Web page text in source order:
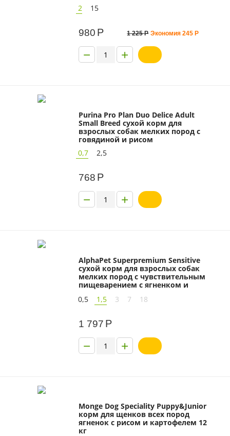
2
15
980 Р 1 225 Р Экономия245 Р
+
−
Purina Pro Plan Duo Delice Adult
Small Breed сухой корм для
взрослых собак мелких пород с
говядиной и рисом
0,7
2,5
768 Р
+
−
AlphaPet Superpremium Sensitive
сухой корм для взрослых собак
мелких пород с чувствительным
пищеварением с ягненком и
0,5 1,5 3 7 18
1 797 Р
+
−
Monge Dog Speciality Puppy&Junior
корм для щенков всех пород
ягненок с рисом и картофелем 12
кг